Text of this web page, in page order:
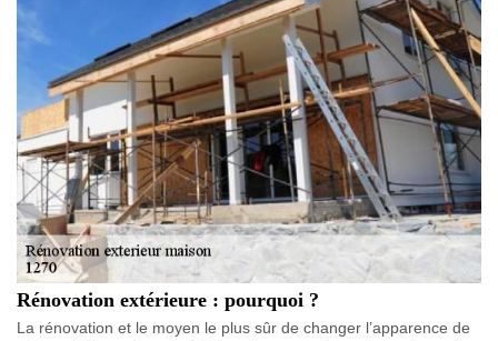
Rénovation extérieure : pourquoi ?
La rénovation et le moyen le plus sûr de changer l’apparence de